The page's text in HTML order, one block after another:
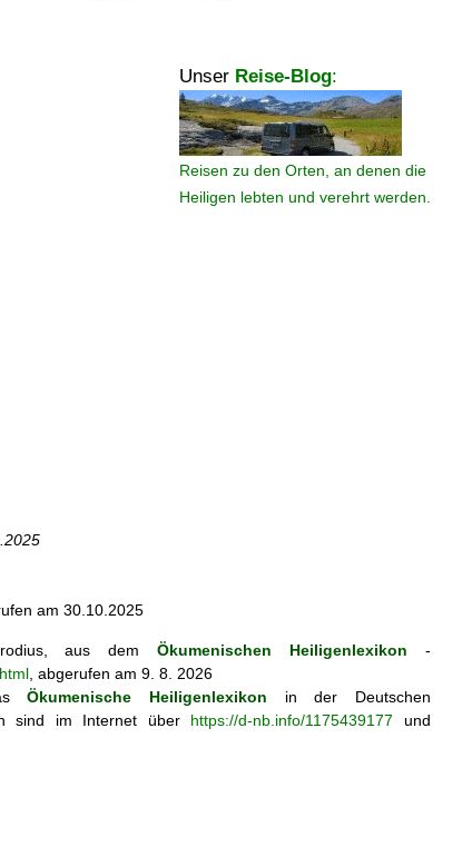
Unser Reise-Blog:
Reisen zu den Orten, an denen die
Heiligen lebten und verehrt werden.
am 30.10.2025
aus demÖkumenischen Heiligenlexikon -
, abgerufen am 9. 8. 2026
Ökumenische Heiligenlexikon in der Deutschen
sind im Internet über https://d-nb.info/1175439177 und